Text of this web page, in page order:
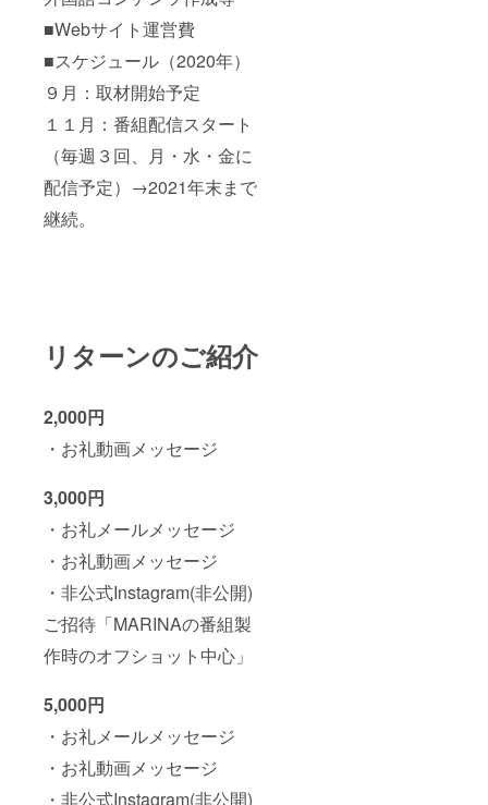
■Webサイト運営費
■スケジュール（2020年）
９月：取材開始予定
１１月：番組配信スタート
（毎週３回、月・水・金に
配信予定）→2021年末まで
継続。
リターンのご紹介
2,000円
・お礼動画メッセージ
3,000円
・お礼メールメッセージ
・お礼動画メッセージ
・非公式Instagram(非公開)
ご招待「MARINAの番組製
作時のオフショット中心」
5,000円
・お礼メールメッセージ
・お礼動画メッセージ
・非公式Instagram(非公開)